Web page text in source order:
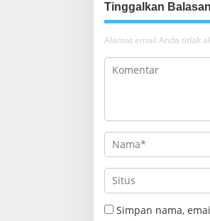
a
s
i
p
s
Tinggalkan Balasan
Alamat email Anda tidak
Simpan nama,